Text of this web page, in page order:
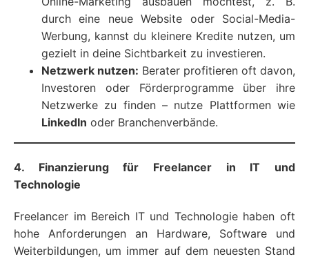
durch eine neue Website oder Social-Media-
Werbung, kannst du kleinere Kredite nutzen, um
gezielt in deine Sichtbarkeit zu investieren.
Netzwerk nutzen: Berater profitieren oft davon,
Investoren oder Förderprogramme über ihre
Netzwerke zu finden – nutze Plattformen wie
LinkedIn oder Branchenverbände.
4. Finanzierung für Freelancer in IT und
Technologie
Freelancer im Bereich IT und Technologie haben oft
hohe Anforderungen an Hardware, Software und
Weiterbildungen, um immer auf dem neuesten Stand